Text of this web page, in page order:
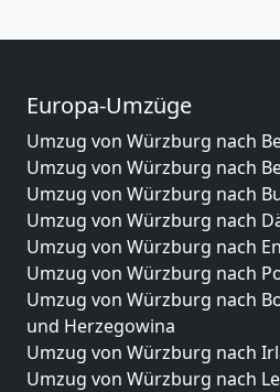
Europa-Umzüge
Umzug von Würzburg nach
Umzug von Würzburg nach
Umzug von Würzburg nach
Umzug von Würzburg nach
Umzug von Würzburg nach
Umzug von Würzburg nach
Umzug von Würzburg nach
und Herzegowina
Umzug von Würzburg nach
Umzug von Würzburg nach